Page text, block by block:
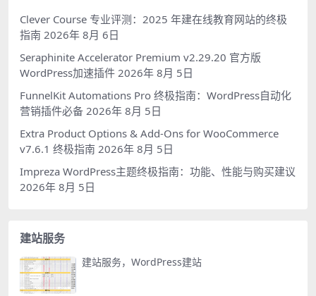
Clever Course 专业评测：2025 年建在线教育网站的终极
指南 2026年 8月 6日
Seraphinite Accelerator Premium v2.29.20 官方版
WordPress加速插件 2026年 8月 5日
FunnelKit Automations Pro 终极指南：WordPress自动化
营销插件必备 2026年 8月 5日
Extra Product Options & Add-Ons for WooCommerce
v7.6.1 终极指南 2026年 8月 5日
Impreza WordPress主题终极指南：功能、性能与购买建议
2026年 8月 5日
建站服务
建站服务，WordPress建站